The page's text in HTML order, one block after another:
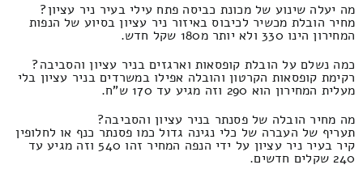
מה יעלה שינוע של מכונת כביסה פתח עילי בעיר ניר עציון?
מחיר הובלת מכשיר לכיבוס באיזור ניר עציון בסיוע של הנפות
המחירון הינו 330 ולא יותר מ180 שקל חדש.
כמה נשלם על הובלת קופסאות וארגזים בניר עציון והסביבה?
רקימת קופסאות הקרטון והובלה אפילו במשרדים בניר עציון בלי
מעלית המחירון הוא 290 וזה מגיע עד 170 ש"ח.
מה מחיר הובלה של פסנתר בניר עציון והסביבה?
תעריף של העברה של כלי נגינה גדול כמו פסנתר כנף או לחלופין
קיר בעיר ניר עציון על ידי הנפה המחיר זהו 540 וזה מגיע עד
240 שקלים חדשים.